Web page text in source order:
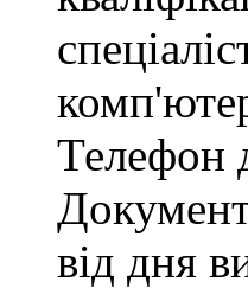
Телефон
від дня